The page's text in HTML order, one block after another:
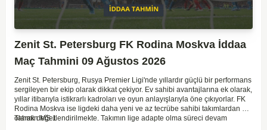
Zenit St. Petersburg FK Rodina Moskva İddaa
Maç Tahmini 09 Ağustos 2026
Zenit St. Petersburg, Rusya Premier Ligi'nde yıllardır güçlü bir performans
sergileyen bir ekip olarak dikkat çekiyor. Ev sahibi avantajlarına ek olarak,
yıllar itibarıyla istikrarlı kadroları ve oyun anlayışlarıyla öne çıkıyorlar. FK
Rodina Moskva ise ligdeki daha yeni ve az tecrübe sahibi takımlardan biri
olarak değerlendirilmekte. Takımın lige adapte olma süreci devam
Tahmin MS 1